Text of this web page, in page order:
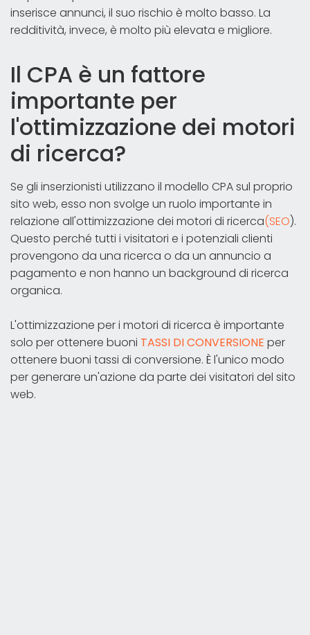
inserisce annunci, il suo rischio è molto basso. La
redditività, invece, è molto più elevata e migliore.
Il CPA è un fattore
importante per
l'ottimizzazione dei motori
di ricerca?
Se gli inserzionisti utilizzano il modello CPA sul proprio
sito web, esso non svolge un ruolo importante in
relazione all'ottimizzazione dei motori di ricerca(SEO).
Questo perché tutti i visitatori e i potenziali clienti
provengono da una ricerca o da un annuncio a
pagamento e non hanno un background di ricerca
organica.
L'ottimizzazione per i motori di ricerca è importante
solo per ottenere buoni TASSI DI CONVERSIONE per
ottenere buoni tassi di conversione. È l'unico modo
per generare un'azione da parte dei visitatori del sito
web.